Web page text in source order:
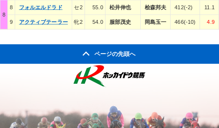
8
8 フォルエルドラド セ2 55.0 松井伸也 桧森邦夫 412(-2) 11.1
9 アクティブテーラー 牝2 54.0 服部茂史 岡島玉一 466(-10) 4.9
ページの先頭へ